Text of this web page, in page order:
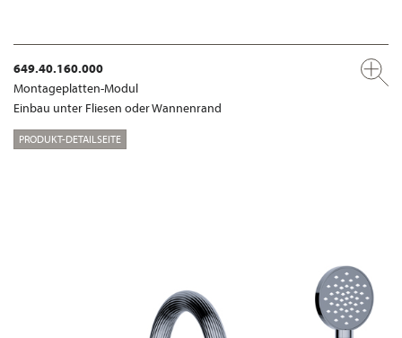
649.40.160.000
Montageplatten-Modul
Einbau unter Fliesen oder Wannenrand
PRODUKT-DETAILSEITE